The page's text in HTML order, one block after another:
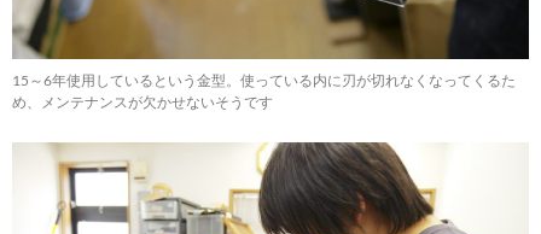
15～6年使用しているという金型。使っている内に刃が切れなくなってくるた
め、メンテナンスが欠かせないそうです